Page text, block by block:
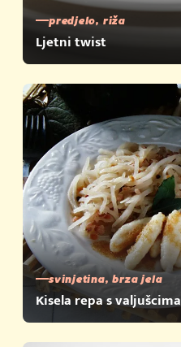
predjelo, riža
Ljetni twist
svinjetina, brza jela
Kisela repa s valjušcima